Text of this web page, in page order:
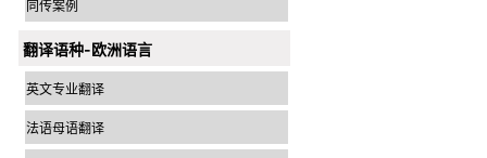
同传案例
翻译语种-欧洲语言
英文专业翻译
法语母语翻译